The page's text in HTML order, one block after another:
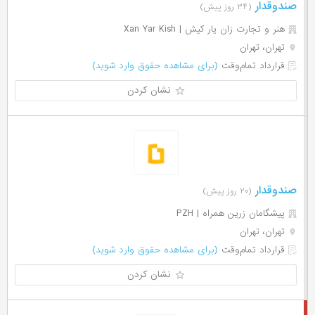
صندوقدار (۳۴ روز پیش)
هنر و تجارت زان یار کیش | Xan Yar Kish
تهران، تهران
قرارداد تمام‌وقت (برای مشاهده حقوق وارد شوید)
نشان کردن
صندوقدار (۲۰ روز پیش)
پیشگامان زرین همراه | PZH
تهران، تهران
قرارداد تمام‌وقت (برای مشاهده حقوق وارد شوید)
نشان کردن